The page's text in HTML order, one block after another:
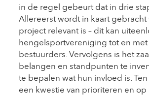
in de regel gebeurt dat in drie
Allereerst wordt in kaart gebracht
project relevant is – dit kan
hengelsportvereniging tot en met
bestuurders. Vervolgens is het
belangen en standpunten te
te bepalen wat hun invloed is.
een kwestie van prioriteren en op